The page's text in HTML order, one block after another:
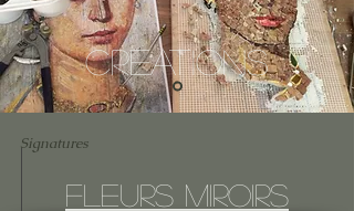
Creations
Signatures
fleurs miroirs